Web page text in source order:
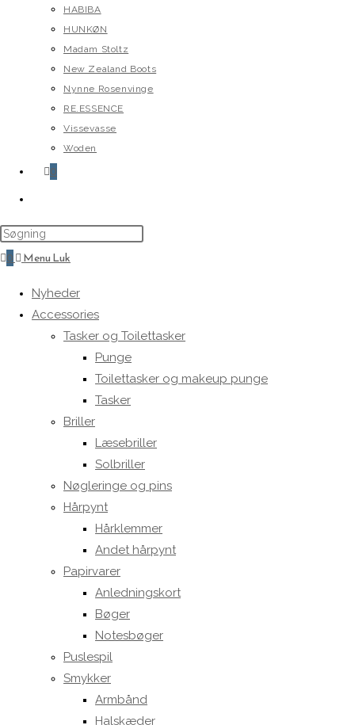
HABIBA
HUNKØN
Madam Stoltz
New Zealand Boots
Nynne Rosenvinge
RE.ESSENCE
Vissevasse
Woden
0
website
search
0 MenuLuk
Nyheder
Accessories
Tasker og Toilettasker
Punge
Toilettasker og makeup punge
Tasker
Briller
Læsebriller
Solbriller
Nøgleringe og pins
Hårpynt
Hårklemmer
Andet hårpynt
Papirvarer
Anledningskort
Bøger
Notesbøger
Puslespil
Smykker
Armbånd
Halskæder